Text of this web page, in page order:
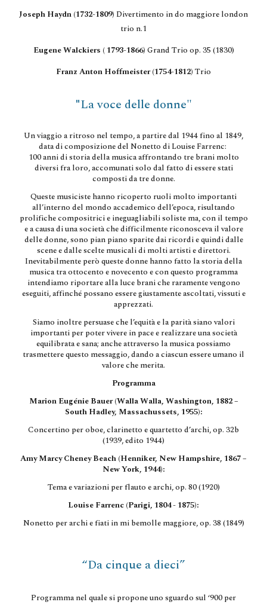
Joseph Haydn (1732-1809) Divertimento in do maggiore london
trio n.1
Eugene Walckiers ( 1793-1866) Grand Trio op. 35 (1830)
Franz Anton Hoffmeister (1754-1812) Trio
"La voce delle donne"
Un viaggio a ritroso nel tempo, a partire dal 1944 fino al 1849,
data di composizione del Nonetto di Louise Farrenc:
100 anni di storia della musica affrontando tre brani molto
diversi fra loro, accomunati solo dal fatto di essere stati
composti da tre donne.
Queste musiciste hanno ricoperto ruoli molto importanti
all’interno del mondo accademico dell’epoca, risultando
prolifiche compositrici e ineguagliabili soliste ma, con il tempo
e a causa di una società che difficilmente riconosceva il valore
delle donne, sono pian piano sparite dai ricordi e quindi dalle
scene e dalle scelte musicali di molti artisti e direttori.
Inevitabilmente però queste donne hanno fatto la storia della
musica tra ottocento e novecento e con questo programma
intendiamo riportare alla luce brani che raramente vengono
eseguiti, affinché possano essere giustamente ascoltati, vissuti e
apprezzati.
Siamo inoltre persuase che l’equità e la parità siano valori
importanti per poter vivere in pace e realizzare una società
equilibrata e sana; anche attraverso la musica possiamo
trasmettere questo messaggio, dando a ciascun essere umano il
valore che merita.
Programma
Marion Eugénie Bauer (Walla Walla, Washington, 1882 –
South Hadley, Massachussets, 1955):
Concertino per oboe, clarinetto e quartetto d’archi, op. 32b
(1939, edito 1944)
Amy Marcy Cheney Beach (Henniker, New Hampshire, 1867 –
New York, 1944):
Tema e variazioni per flauto e archi, op. 80 (1920)
Louise Farrenc (Parigi, 1804 - 1875):
Nonetto per archi e fiati in mi bemolle maggiore, op. 38 (1849)
“Da cinque a dieci”
Programma nel quale si propone uno sguardo sul ‘900 per